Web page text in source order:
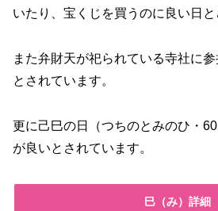
いたり、宝くじを買うのに良い日と
また弁財天が祀られている寺社に
とされています。
更に己巳の日（つちのとみのひ・
が良いとされています。
巳（み）詳細